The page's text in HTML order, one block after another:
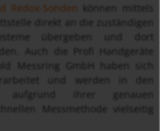
Redox-Sonden
können mittels
direkt an die zuständigen
übergeben und dort
Auch die Profi Handgeräte
Messring GmbH haben sich
und werden in den
aufgrund ihrer genauen
Messmethode vielseitig